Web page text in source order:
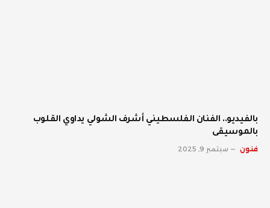
بالفيديو.. الفنان الفلسطيني أشرف الشولي يداوي القلوب
بالموسيقى
فنون سبتمبر 9, 2025